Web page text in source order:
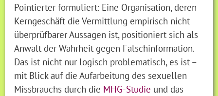
Pointierter formuliert: Eine Organisation, deren
Kerngeschäft die Vermittlung empirisch nicht
überprüfbarer Aussagen ist, positioniert sich als
Anwalt der Wahrheit gegen Falschinformation.
Das ist nicht nur logisch problematisch, es ist –
mit Blick auf die Aufarbeitung des sexuellen
Missbrauchs durch die MHG-Studie und das